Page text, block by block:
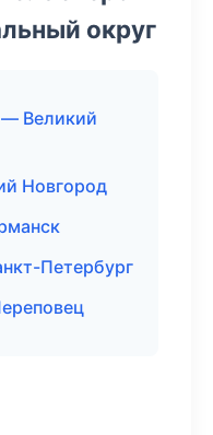
округ
— Великий
Новгород
Петербург